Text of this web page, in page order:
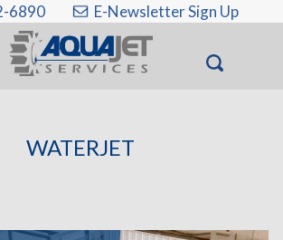
6890 E-Newsletter Sign Up
WATERJET